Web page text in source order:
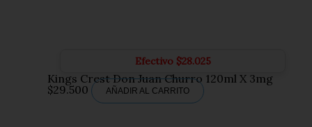
Efectivo $28.025
Kings Crest Don Juan Churro 120ml X 3mg
$29.500 AÑADIR AL CARRITO